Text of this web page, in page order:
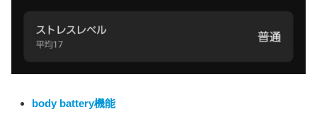
body battery機能